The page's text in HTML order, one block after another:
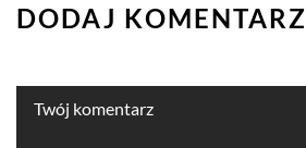
DODAJ KOMENTARZ